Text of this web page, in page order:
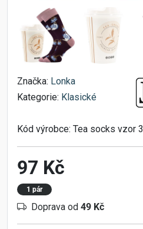
Značka: Lonka
Kategorie: Klasické
Kód výrobce: Tea socks vzor 3
97 Kč
1 pár
Doprava od 49 Kč